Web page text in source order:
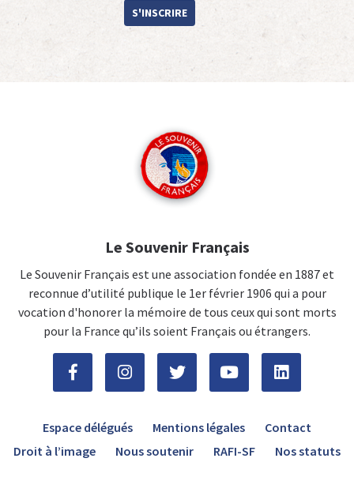
S'INSCRIRE
Le Souvenir Français
Le Souvenir Français est une association fondée en 1887 et
reconnue d’utilité publique le 1er février 1906 qui a pour
vocation d'honorer la mémoire de tous ceux qui sont morts
pour la France qu’ils soient Français ou étrangers.
Espace délégués Mentions légales
Contact
Droit à l’image
Nous soutenir RAFI-SF Nos statuts